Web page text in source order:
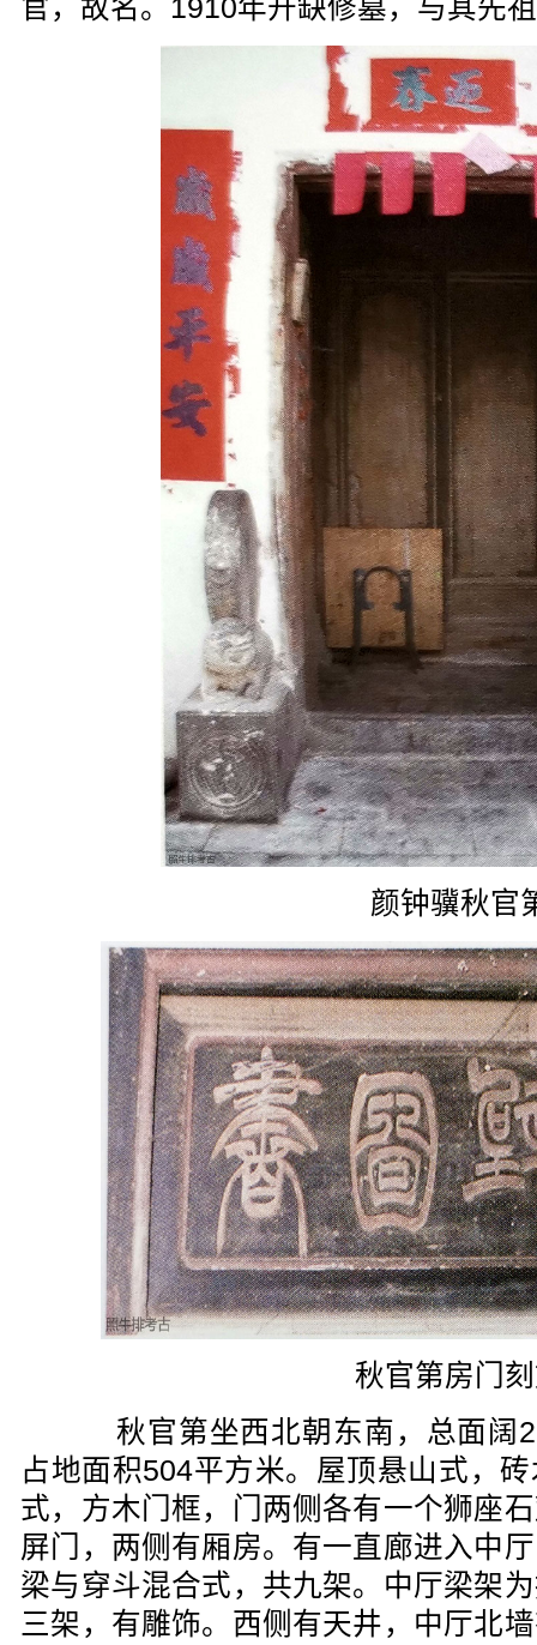
官，故名。1910年开缺修墓，与其先
颜钟骥秋官
秋官第房门
秋官第坐西北朝东南，总面阔
占地面积504平方米。屋顶悬山式，
式，方木门框，门两侧各有一个狮座
屏门，两侧有厢房。有一直廊进入中
梁与穿斗混合式，共九架。中厅梁架
三架，有雕饰。西侧有天井，中厅北